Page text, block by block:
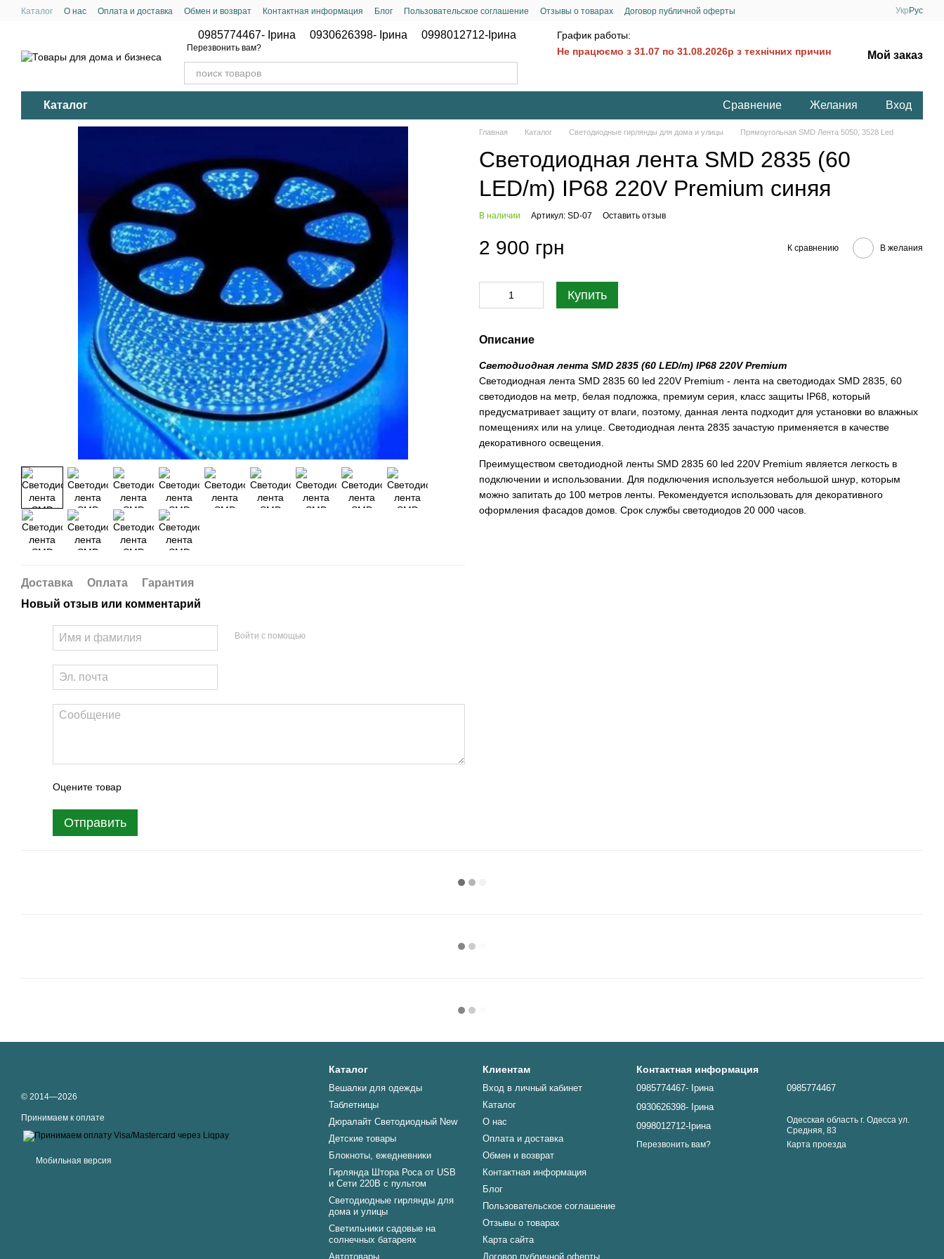
Перейти к основному контенту
Каталог О нас Оплата и доставка Обмен и возврат Контактная информация Блог Пользовательское соглашение Отзывы о товарах
Договор публичной оферты
Укр Рус
0985774467- Ірина 0930626398- Ірина 0998012712-Ірина
Перезвонить вам?
График работы:
Не працюємо з 31.07 по 31.08.2026р з технічних причин
Мой заказ
Каталог Сравнение Желания Вход
Доставка Оплата
Гарантия
Новый отзыв или комментарий
Войти с помощью
Оцените товар
Отправить
Главная Каталог Светодиодные гирлянды для дома и улицы Прямоугольная SMD Лента 5050, 3528 Led
Светодиодная лента SMD 2835 (60
LED/m) IP68 220V Premium синяя
В наличии Артикул: SD-07 Оставить отзыв
2 900 грн К сравнению В желания
Купить
Описание
Светодиодная лента SMD 2835 (60 LED/m) IP68 220V Premium
Светодиодная лента SMD 2835 60 led 220V Premium - лента на светодиодах SMD 2835, 60
светодиодов на метр, белая подложка, премиум серия, класс защиты IP68, который
предусматривает защиту от влаги, поэтому, данная лента подходит для установки во влажных
помещениях или на улице. Светодиодная лента 2835 зачастую применяется в качестве
декоративного освещения.
Преимуществом светодиодной ленты SMD 2835 60 led 220V Premium является легкость в
подключении и использовании. Для подключения используется небольшой шнур, которым
можно запитать до 100 метров ленты. Рекомендуется использовать для декоративного
оформления фасадов домов. Срок службы светодиодов 20 000 часов.
© 2014—2026
Принимаем к оплате
Мобильная версия
Каталог
Вешалки для одежды
Таблетницы
Дюралайт Светодиодный New
Детские товары
Блокноты, ежедневники
Гирлянда Штора Роса от USB
и Сети 220В с пультом
Светодиодные гирлянды для
дома и улицы
Светильники садовые на
солнечных батареях
Автотовары
Клиентам
Вход в личный кабинет
Каталог
О нас
Оплата и доставка
Обмен и возврат
Контактная информация
Блог
Пользовательское соглашение
Отзывы о товарах
Карта сайта
Договор публичной оферты
Контактная информация
0985774467- Ірина
0930626398- Ірина
0998012712-Ірина
Перезвонить вам?
0985774467
Одесская область г. Одесса ул.
Средняя, 83
Карта проезда